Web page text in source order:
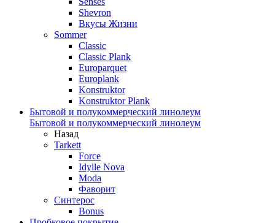
Shevron
Вкусы Жизни
Sommer
Classic
Classic Plank
Europarquet
Europlank
Konstruktor
Konstruktor Plank
Бытовой и полукоммерческий линолеум
Бытовой и полукоммерческий линолеум
Назад
Tarkett
Force
Idylle Nova
Moda
Фаворит
Синтерос
Bonus